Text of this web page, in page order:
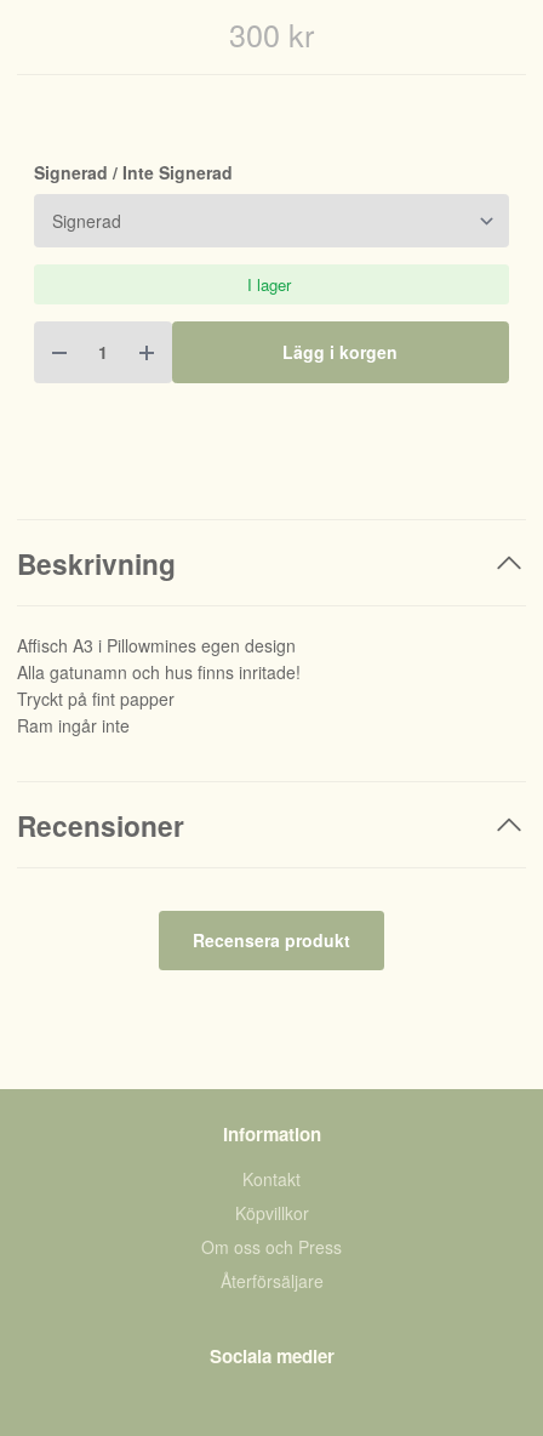
300 kr
Signerad / Inte Signerad
I lager
Lägg i korgen
Beskrivning
Affisch A3 i Pillowmines egen design
Alla gatunamn och hus finns inritade!
Tryckt på fint papper
Ram ingår inte
Recensioner
Recensera produkt
Information
Kontakt
Köpvillkor
Om oss och Press
Återförsäljare
Sociala medier